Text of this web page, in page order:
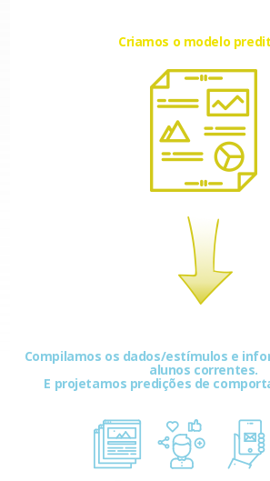
Criamos o modelo
Compilamos os dados/estímulos e
alunos correntes.
E projetamos predições de